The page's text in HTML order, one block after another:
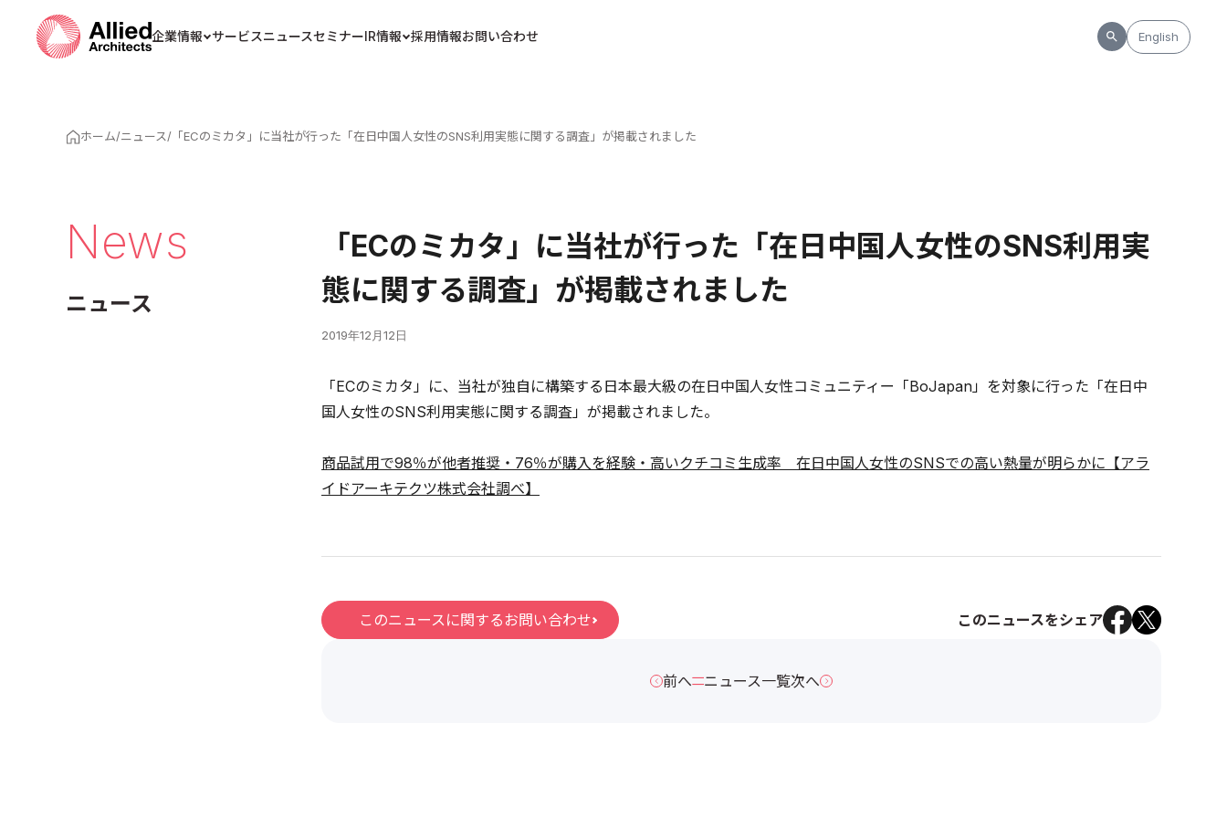
企業情報 サービスニュースセミナーIR情報 採用情報お問い合わせ English
ホーム/ニュース/ 「ECのミカタ」に当社が行った「在日中国人女性のSNS利用実態に関する調査」が掲載されました
News
ニュース
「ECのミカタ」に当社が行った「在日中国人女性のSNS利用実
態に関する調査」が掲載されました
2019年12月12日
「ECのミカタ」に、当社が独自に構築する日本最大級の在日中国人女性コミュニティー「BoJapan」を対象に行った「在日中
国人女性のSNS利用実態に関する調査」が掲載されました。
商品試用で98％が他者推奨・76％が購入を経験・高いクチコミ生成率 在日中国人女性のSNSでの高い熱量が明らかに【アラ
イドアーキテクツ株式会社調べ】
このニュースに関するお問い合わせ このニュースをシェア
前へ ニュース一覧次へ